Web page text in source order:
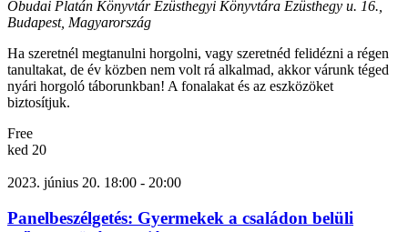
Óbudai Platán Könyvtár Ezüsthegyi Könyvtára Ezüsthegy u. 16.,
Budapest, Magyarország
Ha szeretnél megtanulni horgolni, vagy szeretnéd felidézni a régen
tanultakat, de év közben nem volt rá alkalmad, akkor várunk téged
nyári horgoló táborunkban! A fonalakat és az eszközöket
biztosítjuk.
Free
ked 20
2023. június 20. 18:00 - 20:00
Panelbeszélgetés: Gyermekek a családon belüli